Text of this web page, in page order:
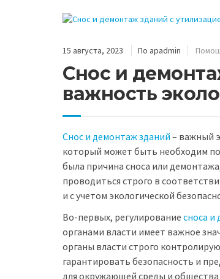
15 августа, 2023 По apadmin
Снос и
важность
Снос и демонтаж зданий – важный
который может быть необходим
была причина сноса или
проводиться строго в
и с учетом экологической
Во-первых, регулирование сноса и
органами власти имеет важное
органы власти строго
гарантировать безопасность и
для окружающей среды и